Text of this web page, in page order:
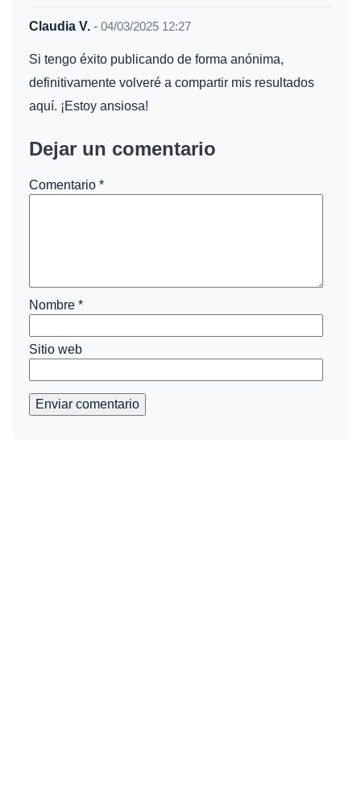
Claudia V. - 04/03/2025 12:27
Si tengo éxito publicando de forma anónima,
definitivamente volveré a compartir mis resultados
aquí. ¡Estoy ansiosa!
Dejar un comentario
Comentario *
Nombre *
Sitio web
Enviar comentario